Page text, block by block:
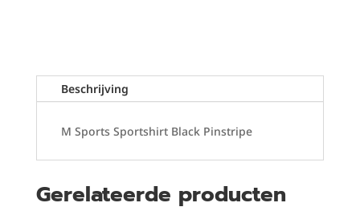
Beschrijving
M Sports Sportshirt Black Pinstripe
Gerelateerde producten